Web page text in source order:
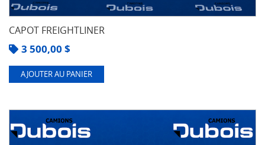
CAPOT FREIGHTLINER
3 500,00 $
AJOUTER AU PANIER